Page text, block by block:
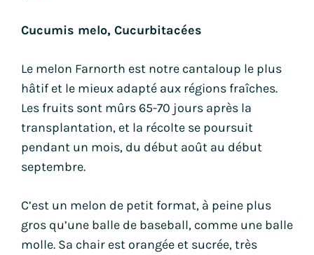
Cucumis melo, Cucurbitacées
Le melon Farnorth est notre cantaloup le plus
hâtif et le mieux adapté aux régions fraîches.
Les fruits sont mûrs 65-70 jours après la
transplantation, et la récolte se poursuit
pendant un mois, du début août au début
septembre.
C’est un melon de petit format, à peine plus
gros qu’une balle de baseball, comme une balle
molle. Sa chair est orangée et sucrée, très